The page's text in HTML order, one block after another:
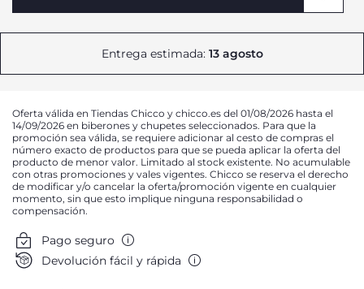
Entrega estimada: 13 agosto
Oferta válida en Tiendas Chicco y chicco.es del 01/08/2026 hasta el
14/09/2026 en biberones y chupetes seleccionados. Para que la
promoción sea válida, se requiere adicionar al cesto de compras el
número exacto de productos para que se pueda aplicar la oferta del
producto de menor valor. Limitado al stock existente. No acumulable
con otras promociones y vales vigentes. Chicco se reserva el derecho
de modificar y/o cancelar la oferta/promoción vigente en cualquier
momento, sin que esto implique ninguna responsabilidad o
compensación.
Pago seguro
Devolución fácil y rápida